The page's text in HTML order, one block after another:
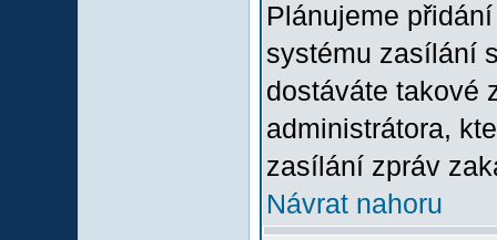
Plánujeme
systému zasílání
dostáváte takové
administrátora,
zasílání zpráv
Návrat nahoru